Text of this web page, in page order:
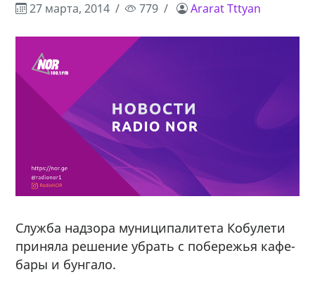
27 марта, 2014 779 Ararat Tttyan
Служба надзора муниципалитета Кобулети
приняла решение убрать с побережья кафе-
бары и бунгало.